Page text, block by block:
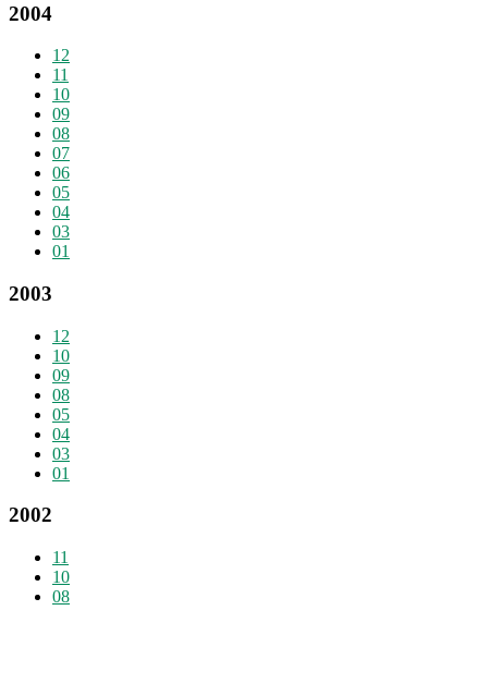
2004
12
11
10
09
08
07
06
05
04
03
01
2003
12
10
09
08
05
04
03
01
2002
11
10
08